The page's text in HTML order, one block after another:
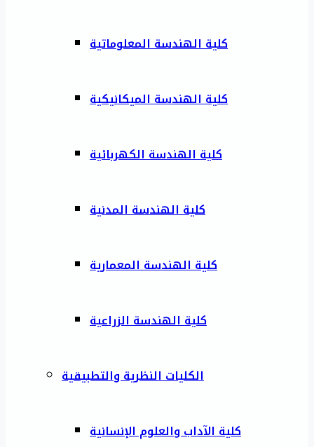
كلية الهندسة المعلوماتية
كلية الهندسة الميكانيكية
كلية الهندسة الكهربائية
كلية الهندسة المدنية
كلية الهندسة المعمارية
كلية الهندسة الزراعية
الكليات النظرية والتطبيقية
كلية الآداب والعلوم الإنسانية